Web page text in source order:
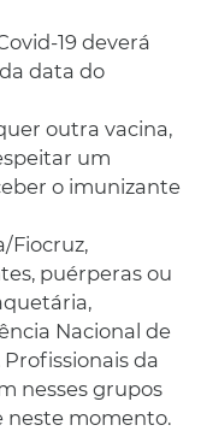
19 deverá
data do
outra vacina,
um
o imunizante
Fiocruz,
puérperas ou
Nacional de
da
nesses grupos
neste momento.